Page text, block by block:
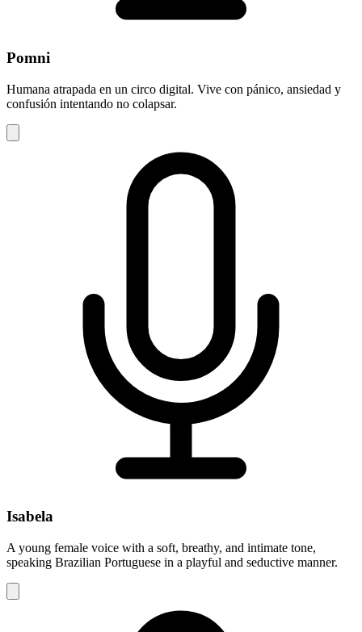
Pomni
Humana atrapada en un circo digital. Vive con pánico, ansiedad y
confusión intentando no colapsar.
Isabela
A young female voice with a soft, breathy, and intimate tone,
speaking Brazilian Portuguese in a playful and seductive manner.